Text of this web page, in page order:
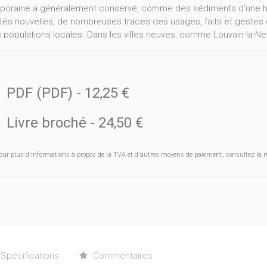
a généralement conservé, comme des sédiments
nouvelles, de nombreuses traces des usages, faits et
populations locales. Dans les villes neuves, comme Louvain-la-
un imaginaire collectif, où s’interpénètrent identité régionale
des lieux, à la langue ancienne, à l’histoire locale, etc.) et
des noms qui évoquent les artistes, les guerres, les idéaux
propres aux divers peuples européens). Inventorier les
quelques mots, les objectifs de cet ouvrage consacré aux noms
PDF (PDF) - 12,25 €
Livre broché - 24,50 €
plus d'informations à propos de la TVA et d'autres moyens de paiement, consultez la
Spécifications Commentaires